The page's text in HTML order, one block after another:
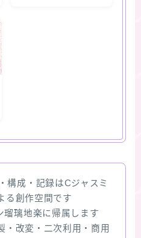
構成・記録はCジャスミ
る創作空間です
瑠璃地楽に帰属します
・改変・二次利用・商用